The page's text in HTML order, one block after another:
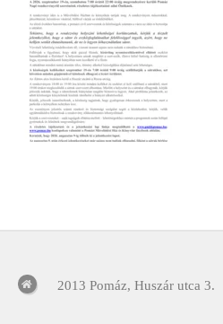
2013 Pomáz, Huszár utca 3.